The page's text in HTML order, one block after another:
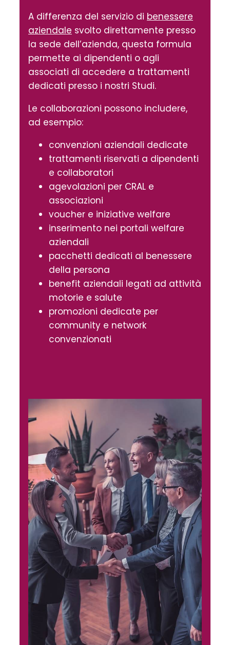
A differenza del servizio di benessere
aziendale svolto direttamente presso
la sede dell’azienda, questa formula
permette ai dipendenti o agli
associati di accedere a trattamenti
dedicati presso i nostri Studi.
Le collaborazioni possono includere,
ad esempio:
convenzioni aziendali dedicate
trattamenti riservati a dipendenti
e collaboratori
agevolazioni per CRAL e
associazioni
voucher e iniziative welfare
inserimento nei portali welfare
aziendali
pacchetti dedicati al benessere
della persona
benefit aziendali legati ad attività
motorie e salute
promozioni dedicate per
community e network
convenzionati